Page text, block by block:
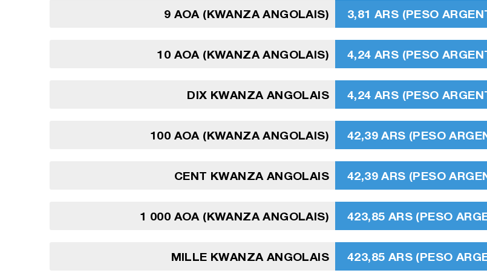
9 AOA (KWANZA ANGOLAIS) 3,81 ARS (PESO
10 AOA (KWANZA ANGOLAIS) 4,24 ARS (PESO
DIX KWANZA ANGOLAIS 4,24 ARS (PESO
100 AOA (KWANZA ANGOLAIS) 42,39 ARS (PESO
CENT KWANZA ANGOLAIS 42,39 ARS (PESO
1 000 AOA (KWANZA ANGOLAIS) 423,85 ARS (PESO
MILLE KWANZA ANGOLAIS 423,85 ARS (PESO